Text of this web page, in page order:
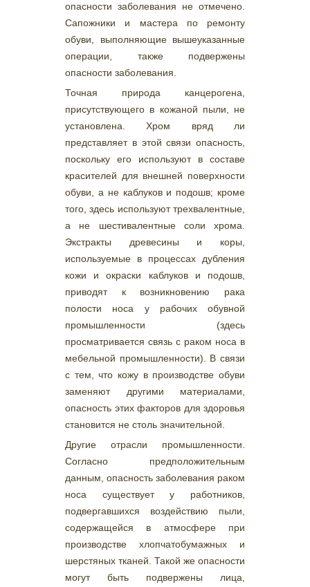
опасности заболевания не отмечено.
Сапожники и мастера по ремонту
обуви, выполняющие вышеуказанные
операции, также подвержены
опасности заболевания.
Точная природа канцерогена,
присутствующего в кожаной пыли, не
установлена. Хром вряд ли
представляет в этой связи опасность,
поскольку его используют в составе
красителей для внешней поверхности
обуви, а не каблуков и подошв; кроме
того, здесь используют трехвалентные,
а не шестивалентные соли хрома.
Экстракты древесины и коры,
используемые в процессах дубления
кожи и окраски каблуков и подошв,
приводят к возникновению рака
полости носа у рабочих обувной
промышленности (здесь
просматривается связь с раком носа в
мебельной промышленности). В связи
с тем, что кожу в производстве обуви
заменяют другими материалами,
опасность этих факторов для здоровья
становится не столь значительной.
Другие отрасли промышленности.
Согласно предположительным
данным, опасность заболевания раком
носа существует у работников,
подвергавшихся воздействию пыли,
содержащейся в атмосфере при
производстве хлопчатобумажных и
шерстяных тканей. Такой же опасности
могут быть подвержены лица,